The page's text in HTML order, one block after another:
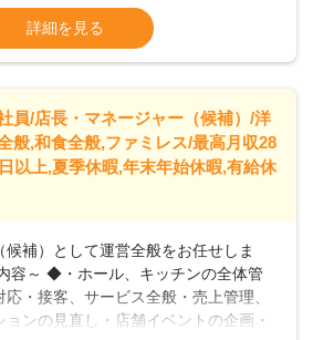
様な働き方を提供し、ライフステージ
時間や働きやすい環境を整えていま
全額支給
応じて応相談①ナショナル社員：月
円～②エリア社員 ：月給
詳細を見る
員/店長・マネージャー（候補）/洋
般,和食全般,ファミレス/最高月収28
以上,夏季休暇,年末年始休暇,有給休
候補）として運営全般をお任せしま
容～ ◆・ホール、キッチンの全体管
・接客、サービス全般・売上管理、
ンの見直し・店舗イベントの企画・